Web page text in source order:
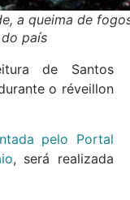
a queima de
país
de Santos
o réveillon
pelo Portal
, será realizada